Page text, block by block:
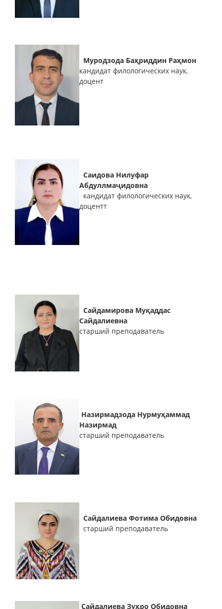
Муродзода Баҳриддин Раҳмон
кандидат филологических наук,
доцент
Саидова Нилуфар
Абдуллмаҷидовна
кандидат филологических наук,
доцентт
Сайдамирова Муқаддас
Сайдалиевна
старший преподаватель
Назирмадзода Нурмуҳаммад
Назирмад
старший преподаватель
Сайдалиева Фотима Обидовна
старший преподаватель
Сайдалиева Зуҳро Обидовна